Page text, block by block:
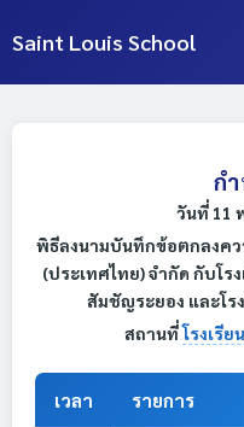
Saint Louis School
ก
วันที่ 11
พิธีลงนามบันทึกข้อตกลงคว
(ประเทศไทย) จำกัด กับโร
สัมชัญระยอง และโร
สถานที่โรงเรีย
เวลา รายการ